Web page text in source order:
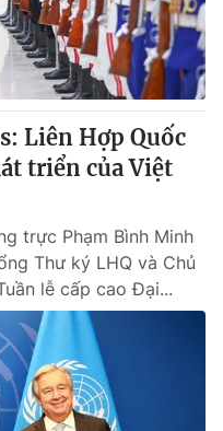
Liên Hợp Quốc
triển của Việt
trực Phạm Bình Minh
Thư ký LHQ và Chủ
lễ cấp cao Đại...